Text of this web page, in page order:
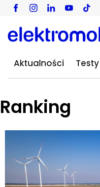
Aktualności Testy
Ranking